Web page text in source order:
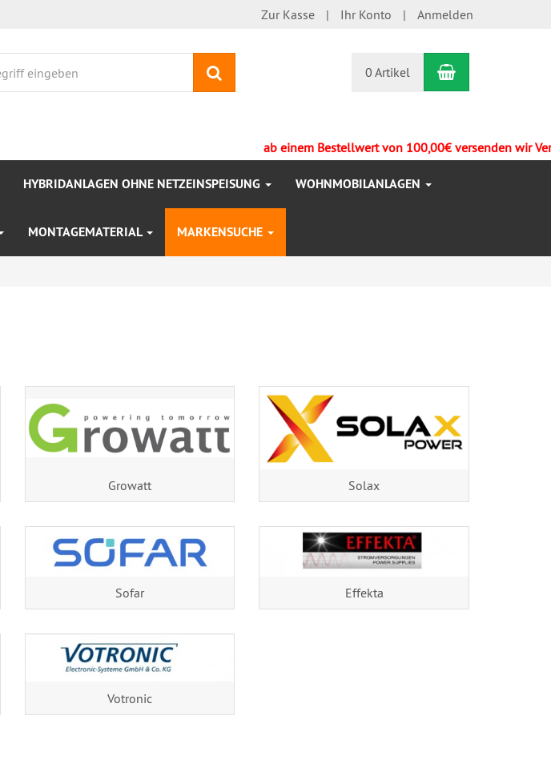
Zur Kasse Ihr Konto Anmelden
0 Artikel Warenkorb
ab einem Bestellwert von 100,00€ versenden wir
HYBRIDANLAGEN OHNE NETZEINSPEISUNG WOHNMOBILANLAGEN
MONTAGEMATERIAL MARKENSUCHE
Growatt Solax
Sofar Effekta
Votronic